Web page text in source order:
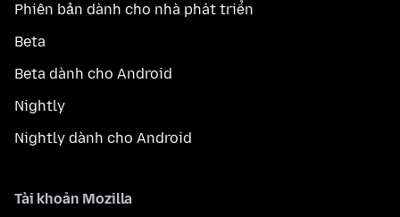
Phiên bản dành cho nhà phát triển
Beta
Beta dành cho Android
Nightly
Nightly dành cho Android
Tài khoản Mozilla